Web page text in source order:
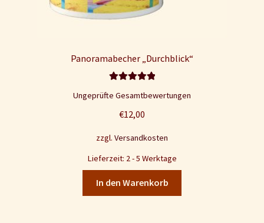
Panoramabecher „Durchblick“
5.00von 5
Ungeprüfte Gesamtbewertungen
€12,00
zzgl. Versandkosten
Lieferzeit: 2 - 5 Werktage
In den Warenkorb